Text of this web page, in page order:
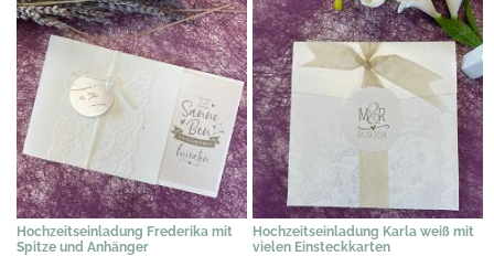
Hochzeitseinladung Frederika mit
Spitze und Anhänger
Hochzeitseinladung Karla weiß mit
vielen Einsteckkarten